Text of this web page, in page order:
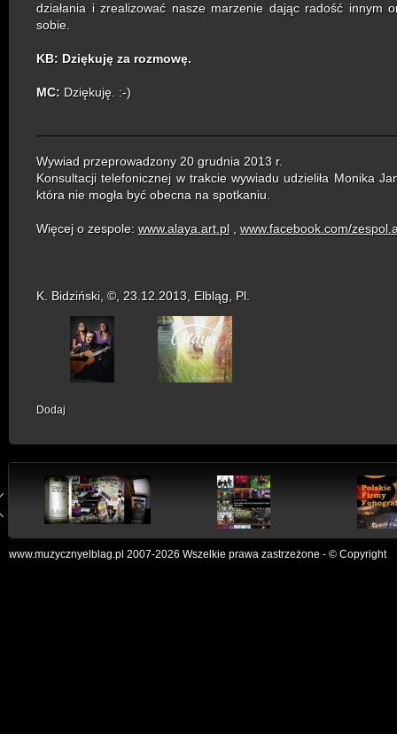
działania i zrealizować nasze marzenie dając radość innym
sobie.
KB: Dziękuję za rozmowę.
MC: Dziękuję. :-)
Wywiad przeprowadzony 20 grudnia 2013 r.
Konsultacji telefonicznej w trakcie wywiadu udzieliła Monika
która nie mogła być obecna na spotkaniu.
Więcej o zespole: www.alaya.art.pl , www.facebook.com/
K. Bidziński, ©, 23.12.2013, Elbląg, Pl.
Dodaj
www.muzycznyelblag.pl 2007-2026 Wszelkie prawa zastrzeżone - © Copyright